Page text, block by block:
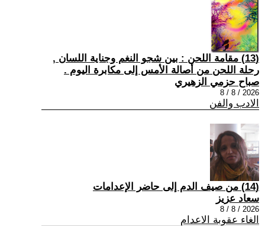
(13) مقامة اللحن : بين شجو النغم وجناية اللسان ,
رحلة اللحن من أصالة الأمس إلى مكابرة اليوم .
صباح حزمي الزهيري
2026 / 8 / 8
الادب والفن
(14) من صيف الدم إلى حاضر الإعدامات
سعاد عزيز
2026 / 8 / 8
الغاء عقوبة الاعدام